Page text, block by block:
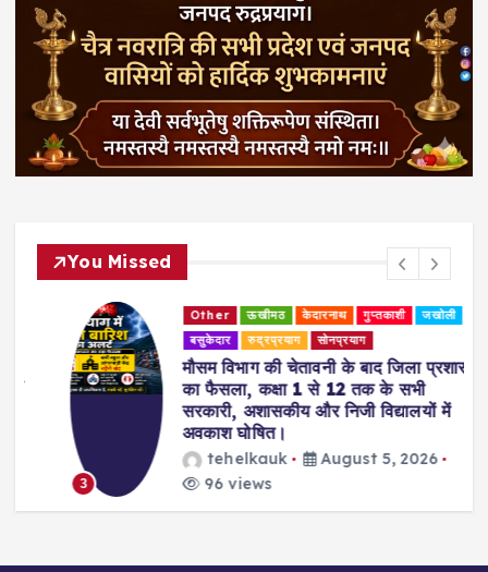
You Missed
Other ऊखीमठ केदारनाथ गुप्तकाशी
जखोली
बसुकेदार
रुद्रप्रयाग सोनप्रयाग
मौसम विभाग की चेतावनी के बाद जिला प्रशासन
का फैसला, कक्षा 1 से 12 तक के सभी
सरकारी, अशासकीय और निजी विद्यालयों में
अवकाश घोषित।
tehelkauk
August 5, 2026
96 views